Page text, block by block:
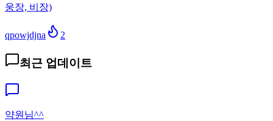
웅장, 비장)
qpowjdjna 2
최근 업데이트
약원님^^